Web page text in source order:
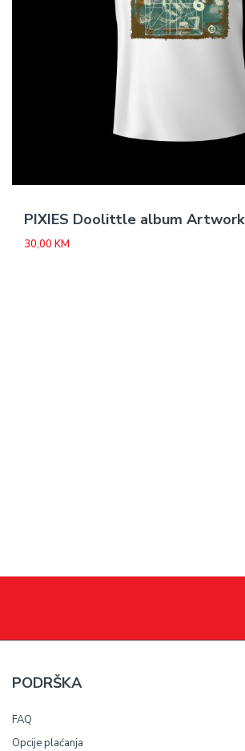
PIXIES Doolittle album Artwork
30,00 KM
PODRŠKA
FAQ
Opcije plaćanja